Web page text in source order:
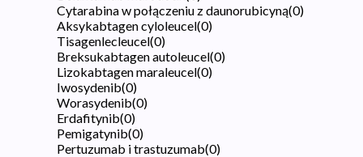
Cytarabina w połączeniu z daunorubicyną(0)
Aksykabtagen cyloleucel(0)
Tisagenlecleucel(0)
Breksukabtagen autoleucel(0)
Lizokabtagen maraleucel(0)
Iwosydenib(0)
Worasydenib(0)
Erdafitynib(0)
Pemigatynib(0)
Pertuzumab i trastuzumab(0)